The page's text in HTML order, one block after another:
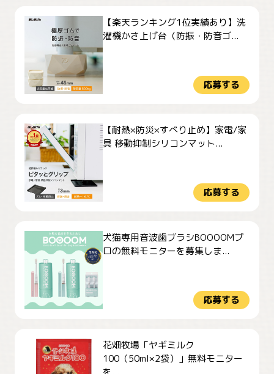
【楽天ランキング1位実績あり】洗
濯機かさ上げ台（防振・防音ゴ...
応募する
【耐熱×防災×すべり止め】家電/家
具 移動抑制シリコンマット...
応募する
犬猫専用音波歯ブラシBOOOOMプ
ロの無料モニターを募集しま...
応募する
花畑牧場「ヤギミルク
100（50ml×2袋）」無料モニター